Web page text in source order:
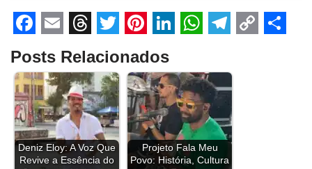
F
a
c
e
b
o
E
m
a
i
l
T
h
r
e
a
d
T
w
i
t
t
e
i
n
t
e
r
i
n
k
e
d
h
a
t
s
A
e
l
e
g
r
Posts Relacionados
Deniz Eloy: A Voz Que
Revive a Essência do
Projeto Fala Meu
Povo: História, Cultura